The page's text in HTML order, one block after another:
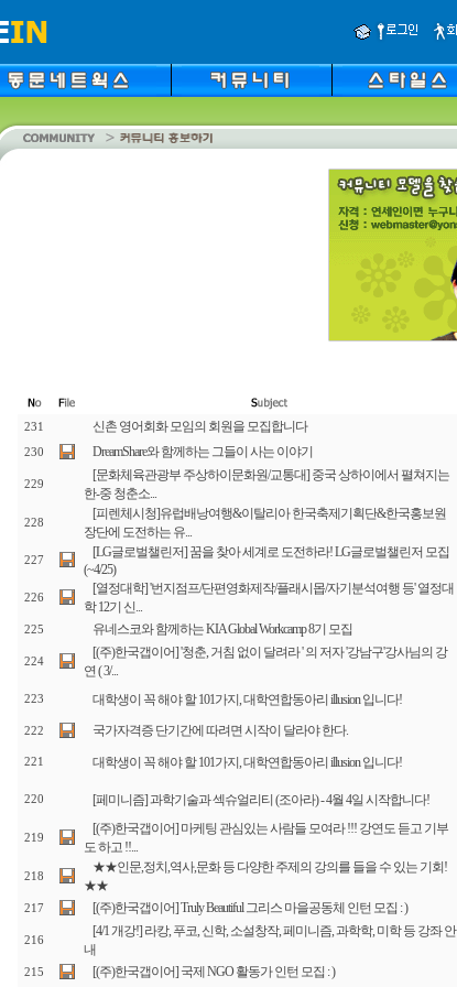
231 신촌 영어회화 모임의 회원을 모집합니다
230 DreamShare와 함께하는 그들이 사는 이야기
229
[문화체육관광부 주상하이문화원/교통대] 중국 상하이에서 펼쳐지는
한-중 청춘소...
228
[피렌체시청]유럽배낭여행&이탈리아 한국축제기획단&한국홍보원
장단에 도전하는 유...
227
[LG글로벌챌린저] 꿈을 찾아 세계로 도전하라! LG글로벌챌린저 모집
(~4/25)
226
[열정대학] '번지점프/단편영화제작/플래시몹/자기분석여행 등' 열정대
학 12기 신...
225 유네스코와 함께하는 KIA Global Workcamp 8기 모집
224
[(주)한국갭이어] '청춘, 거침 없이 달려라 ' 의 저자 '강남구'강사님의 강
연 ( 3/...
223 대학생이 꼭 해야 할 101가지, 대학연합동아리 illusion 입니다!
222 국가자격증 단기간에 따려면 시작이 달라야 한다.
221 대학생이 꼭 해야 할 101가지, 대학연합동아리 illusion 입니다!
220 [페미니즘] 과학기술과 섹슈얼리티 (조아라) - 4월 4일 시작합니다!
219
[(주)한국갭이어] 마케팅 관심있는 사람들 모여라 !!! 강연도 듣고 기부
도 하고 !!...
218
★★인문,정치,역사,문화 등 다양한 주제의 강의를 들을 수 있는 기회!
★★
217 [(주)한국갭이어] Truly Beautiful 그리스 마을공동체 인턴 모집 : )
216
[4/1 개강!] 라캉, 푸코, 신학, 소설창작, 페미니즘, 과학학, 미학 등 강좌 안
내
215 [(주)한국갭이어] 국제 NGO 활동가 인턴 모집 : )